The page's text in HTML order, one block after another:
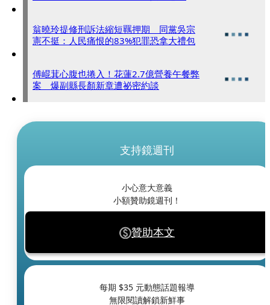
翁曉玲提修刑訴法縮短羈押期 同黨吳宗
憲不挺：人民痛恨的83%犯罪恐拿大禮包
傅崐萁心腹也捲入！花蓮2.7億營養午餐弊
案 爆副縣長顏新章遭祕密約談
支持鏡週刊
小心意大意義
小額贊助鏡週刊！
贊助本文
每期 $35 元動態話題報導
無限閱讀解鎖新鮮事